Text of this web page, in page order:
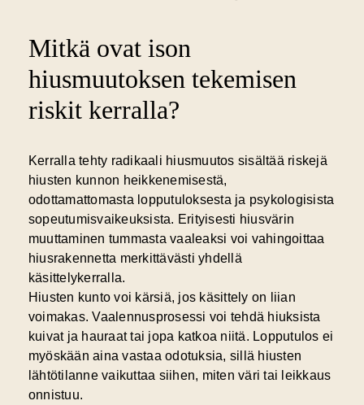
Mitkä ovat ison
hiusmuutoksen tekemisen
riskit kerralla?
Kerralla tehty radikaali hiusmuutos sisältää riskejä
hiusten kunnon heikkenemisestä,
odottamattomasta lopputuloksesta ja psykologisista
sopeutumisvaikeuksista. Erityisesti hiusvärin
muuttaminen tummasta vaaleaksi voi vahingoittaa
hiusrakennetta merkittävästi yhdellä
käsittelykerralla.
Hiusten kunto voi kärsiä, jos käsittely on liian
voimakas. Vaalennusprosessi voi tehdä hiuksista
kuivat ja hauraat tai jopa katkoa niitä. Lopputulos ei
myöskään aina vastaa odotuksia, sillä hiusten
lähtötilanne vaikuttaa siihen, miten väri tai leikkaus
onnistuu.